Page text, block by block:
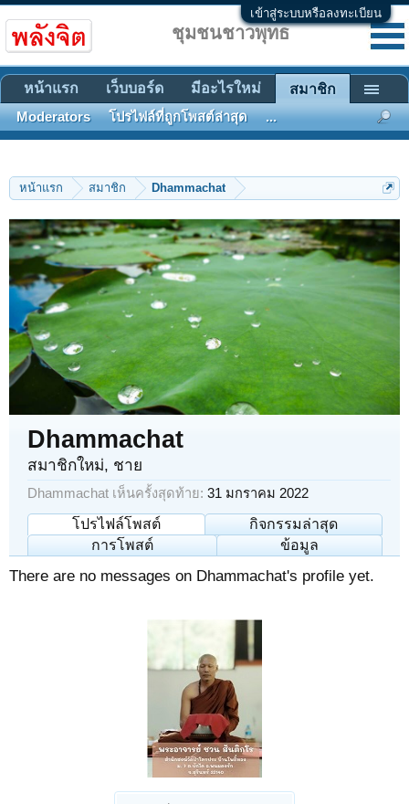
เข้าสู่ระบบหรือลงทะเบียน
หน้าแรก สมาชิก Dhammachat
Dhammachat
สมาชิกใหม่, ชาย
Dhammachat เห็นครั้งสุดท้าย: 31 มกราคม 2022
โปรไฟล์โพสต์
กิจกรรมล่าสุด
การโพสต์
ข้อมูล
There are no messages on Dhammachat's profile yet.
ชุมชนชาวพุทธ
หน้าแรก เว็บบอร์ด มีอะไรใหม่ สมาชิก
Moderators โปรไฟล์ที่ถูกโพสต์ล่าสุด ...